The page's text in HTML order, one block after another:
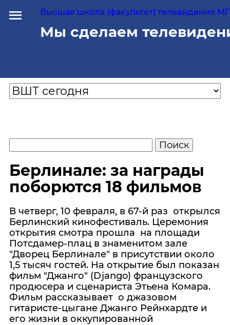
Высшая школа (факультет) телевидения
Мы сделаем
Берлинале: за награды
поборются 18 фильмов
В четверг, 10 февраля, в 67-й раз открылся
Берлинский кинофестиваль. Церемония
открытия смотра прошла на площади
Потсдамер-плац в знаменитом зале
"Дворец Берлинале" в присутствии около
1,5 тысяч гостей. На открытие был показан
фильм "Джанго" (Django) французского
продюсера и сценариста Этьена Комара.
Фильм рассказывает о джазовом
гитаристе-цыгане Джанго Рейнхардте и
его жизни в оккупированной